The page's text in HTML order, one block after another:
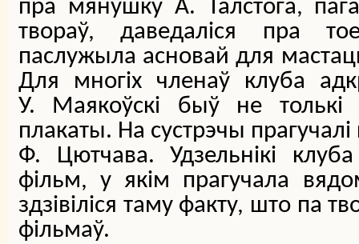
пра мянушку А. Талстога,
твораў, даведаліся пра
паслужыла асновай для
Для многіх членаў клуба
У. Маякоўскі быў не
плакаты. На сустрэчы прагучалі
Ф. Цютчава. Удзельнікі
фільм, у якім прагучала
здзівіліся таму факту, што па
фільмаў.